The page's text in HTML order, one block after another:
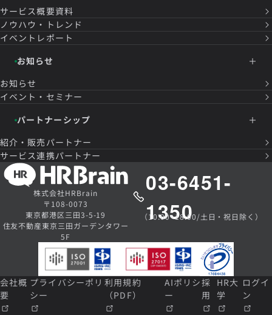
サービス概要資料
ノウハウ・トレンド
イベントレポート
お知らせ
お知らせ
イベント・セミナー
パートナーシップ
紹介・販売パートナー
サービス連携パートナー
株式会社HRBrain
〒108-0073
東京都港区三田3-5-19
住友不動産東京三田ガーデンタワー
5F
03-6451-
1350
（10:00~18:00/土日・祝日除く）
会社概
要
プライバシーポリ
シー
利用規約
（PDF）
AIポリシ
ー
採
用
HR大
学
ログイ
ン